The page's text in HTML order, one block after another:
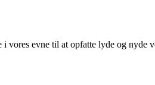
evne til at opfatte lyde og